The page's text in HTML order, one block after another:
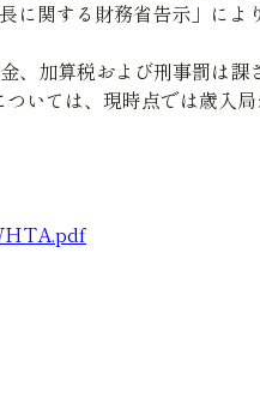
関する財務省告示」に
、加算税および刑事罰は課
ては、現時点では歳入